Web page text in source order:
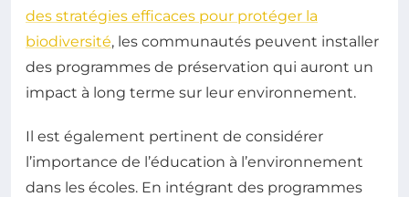
des stratégies efficaces pour protéger la
biodiversité, les communautés peuvent installer
des programmes de préservation qui auront un
impact à long terme sur leur environnement.
Il est également pertinent de considérer
l’importance de l’éducation à l’environnement
dans les écoles. En intégrant des programmes